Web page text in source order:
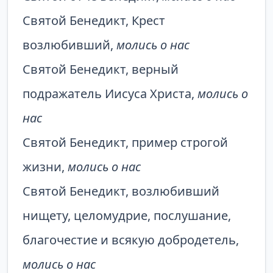
Святой Бенедикт, Крест
возлюбивший, молись о нас
Святой Бенедикт, верный
подражатель Иисуса Христа, молись о
нас
Святой Бенедикт, пример строгой
жизни, молись о нас
Святой Бенедикт, возлюбивший
нищету, целомудрие, послушание,
благочестие и всякую добродетель,
молись о нас